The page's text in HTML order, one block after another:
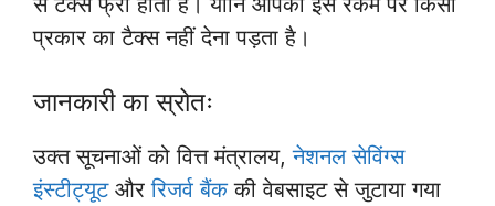
प्रकार का टैक्स नहीं देना पड़ता है।
जानकारी का स्रोतः
उक्त सूचनाओं को वित्त मंत्रालय,नेशनल सेविंग्स
इंस्टीट्यूटऔररिजर्व बैंककी वेबसाइट से जुटाया गया